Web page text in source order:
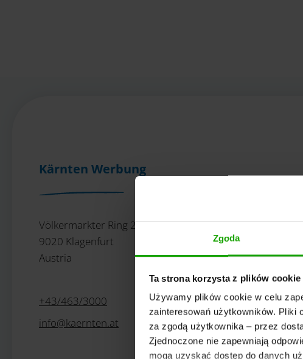
Zgoda
Ta strona korzysta z plików cookie
Używamy plików cookie w celu
zainteresowań użytkowników. Pliki
za zgodą użytkownika – przez
Zjednoczone nie zapewniają
mogą uzyskać dostęp do danych
Kärnten Werbung
Völkermarkter Ring 21 - 23
9020 Klagenfurt
Austria
+43/463/3000
info@kaernten at